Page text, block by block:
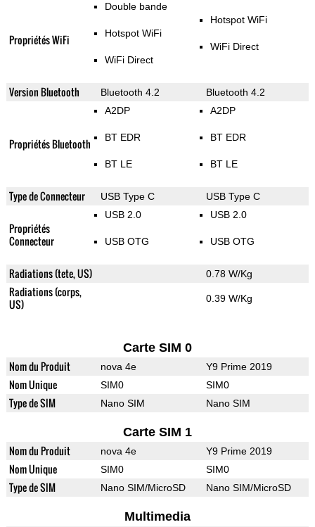
Propriétés WiFi
Double bande
Hotspot WiFi
WiFi Direct
Hotspot WiFi
WiFi Direct
Version Bluetooth Bluetooth 4.2 Bluetooth 4.2
Propriétés Bluetooth
A2DP
BT EDR
BT LE
A2DP
BT EDR
BT LE
Type de Connecteur USB Type C USB Type C
Propriétés
Connecteur
USB 2.0
USB OTG
USB 2.0
USB OTG
Radiations (tete, US) 0.78 W/Kg
Radiations (corps,
US)
0.39 W/Kg
Carte SIM 0
Nom du Produit nova 4e Y9 Prime 2019
Nom Unique SIM0 SIM0
Type de SIM Nano SIM Nano SIM
Carte SIM 1
Nom du Produit nova 4e Y9 Prime 2019
Nom Unique SIM0 SIM0
Type de SIM Nano SIM/MicroSD Nano SIM/MicroSD
Multimedia